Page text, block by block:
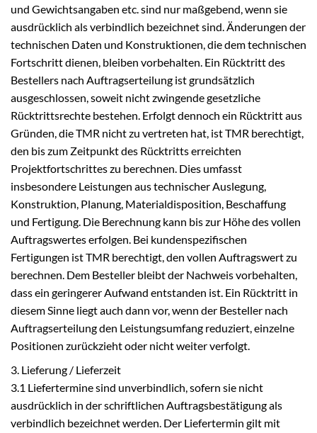
und Gewichtsangaben etc. sind nur maßgebend, wenn sie
ausdrücklich als verbindlich bezeichnet sind. Änderungen der
technischen Daten und Konstruktionen, die dem technischen
Fortschritt dienen, bleiben vorbehalten. Ein Rücktritt des
Bestellers nach Auftragserteilung ist grundsätzlich
ausgeschlossen, soweit nicht zwingende gesetzliche
Rücktrittsrechte bestehen. Erfolgt dennoch ein Rücktritt aus
Gründen, die TMR nicht zu vertreten hat, ist TMR berechtigt,
den bis zum Zeitpunkt des Rücktritts erreichten
Projektfortschrittes zu berechnen. Dies umfasst
insbesondere Leistungen aus technischer Auslegung,
Konstruktion, Planung, Materialdisposition, Beschaffung
und Fertigung. Die Berechnung kann bis zur Höhe des vollen
Auftragswertes erfolgen. Bei kundenspezifischen
Fertigungen ist TMR berechtigt, den vollen Auftragswert zu
berechnen. Dem Besteller bleibt der Nachweis vorbehalten,
dass ein geringerer Aufwand entstanden ist. Ein Rücktritt in
diesem Sinne liegt auch dann vor, wenn der Besteller nach
Auftragserteilung den Leistungsumfang reduziert, einzelne
Positionen zurückzieht oder nicht weiter verfolgt.
3. Lieferung / Lieferzeit
3.1 Liefertermine sind unverbindlich, sofern sie nicht
ausdrücklich in der schriftlichen Auftragsbestätigung als
verbindlich bezeichnet werden. Der Liefertermin gilt mit